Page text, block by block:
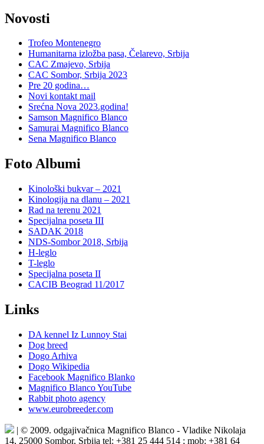
Novosti
Trofeo Montenegro
Humanitarna izložba pasa, Čelarevo, Srbija
CAC Zmajevo, Srbija
CAC Sombor, Srbija 2023
Pre 20 godina…
Novi kontakt mail
Srećna Nova 2023.godina!
Samson Magnifico Blanco
Samurai Magnifico Blanco
Sena Magnifico Blanco
Foto Albumi
Kinološki bukvar – 2021
Kinologija na dlanu – 2021
Rad na terenu 2021
Specijalna poseta III
SADAK 2018
NDS-Sombor 2018, Srbija
H-leglo
T-leglo
Specijalna poseta II
CACIB Beograd 11/2017
Links
DA kennel Iz Lunnoy Stai
Dog breed
Dogo Arhiva
Dogo Wikipedia
Facebook Magnifico Blanko
Magnifico Blanco YouTube
Rabbit photo agency
www.eurobreeder.com
| © 2009. odgajivačnica Magnifico Blanco - Vladike Nikolaja
14, 25000 Sombor, Srbija tel: +381 25 444 514 ; mob: +381 64